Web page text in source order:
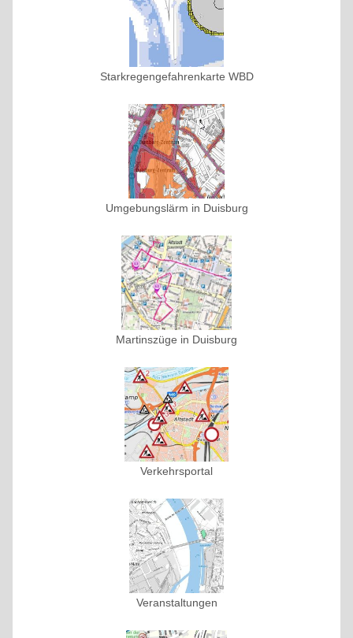
Starkregengefahrenkarte WBD
Umgebungslärm in Duisburg
Martinszüge in Duisburg
Verkehrsportal
Veranstaltungen